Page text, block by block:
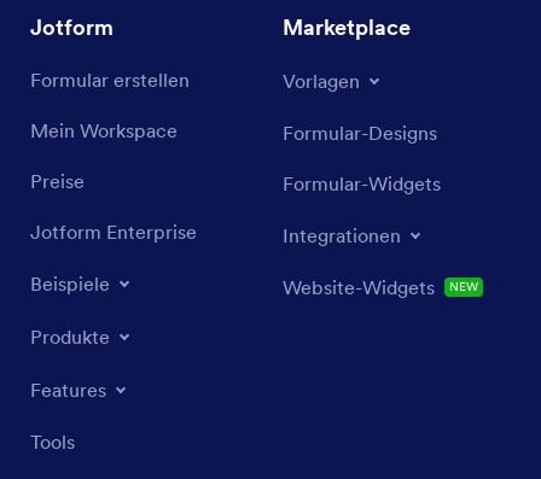
Jotform
Formular erstellen
Mein Workspace
Preise
Jotform Enterprise
Beispiele
Produkte
Features
Tools
Marketplace
Vorlagen
Formular-Designs
Formular-Widgets
Integrationen
Website-Widgets NEU